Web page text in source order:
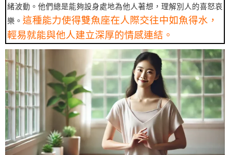
緒波動。他們總是能夠設身處地為他人著想，理解別人的喜怒哀
樂。 這種能力使得雙魚座在人際交往中如魚得水，
輕易就能與他人建立深厚的情感連結。